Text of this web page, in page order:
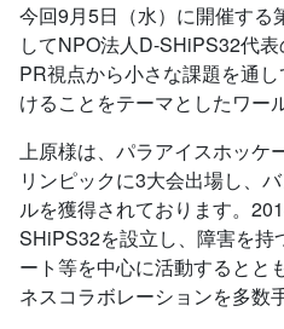
今回9月5日（水）に開催する
してNPO法人D-SHiPS32代表
PR視点から小さな課題を通
けることをテーマとしたワー
上原様は、パラアイスホッケ
リンピックに3大会出場し、
ルを獲得されております。
SHiPS32を設立し、障害を持
ート等を中心に活動するとと
ネスコラボレーションを多数